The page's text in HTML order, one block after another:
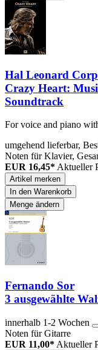
Hal Leonard Corp
Crazy Heart:
Soundtrack
For voice and piano
umgehend lieferbar,
Noten für Klavier,
EUR 16,45* Aktueller
Artikel merken
In den Warenkorb
Menge ändern
Fernando Sor
3 ausgewählte
innerhalb 1-2 Wochen
Noten für Gitarre
EUR 11,00* Aktueller